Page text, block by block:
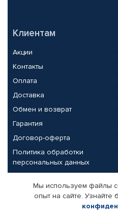
Клиентам
Акции
Контакты
Оплата
Доставка
Обмен и возврат
Гарантия
Договор-оферта
Политика обработки
персональных данных
Партнерам
Корпоративным клиентам
Мы используем файлы
опыт на сайте.